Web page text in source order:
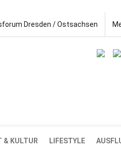
Dresden / Ostsachsen
& KULTUR LIFESTYLE